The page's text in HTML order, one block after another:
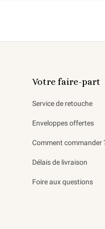
Votre faire-part
Service de retouche
Enveloppes offertes
Comment commander
Délais de livraison
Foire aux questions